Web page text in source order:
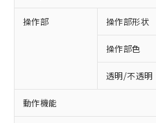
操作部 操作部形状
操作部色
透明/不透明
動作機能